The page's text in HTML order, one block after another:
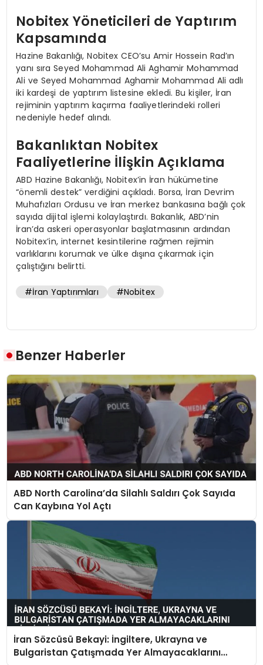
Nobitex Yöneticileri de Yaptırım
Kapsamında
Hazine Bakanlığı, Nobitex CEO’su Amir Hossein Rad’ın
yanı sıra Seyed Mohammad Ali Aghamir Mohammad
Ali ve Seyed Mohammad Aghamir Mohammad Ali adlı
iki kardeşi de yaptırım listesine ekledi. Bu kişiler, İran
rejiminin yaptırım kaçırma faaliyetlerindeki rolleri
nedeniyle hedef alındı.
Bakanlıktan Nobitex
Faaliyetlerine İlişkin Açıklama
ABD Hazine Bakanlığı, Nobitex’in İran hükümetine
“önemli destek” verdiğini açıkladı. Borsa, İran Devrim
Muhafızları Ordusu ve İran merkez bankasına bağlı çok
sayıda dijital işlemi kolaylaştırdı. Bakanlık, ABD’nin
İran’da askeri operasyonlar başlatmasının ardından
Nobitex’in, internet kesintilerine rağmen rejimin
varlıklarını korumak ve ülke dışına çıkarmak için
çalıştığını belirtti.
#İran Yaptırımları #Nobitex
Benzer Haberler
ABD North Carolina’da Silahlı Saldırı Çok Sayıda
Can Kaybına Yol Açtı
İran Sözcüsü Bekayi: İngiltere, Ukrayna ve
Bulgaristan Çatışmada Yer Almayacaklarını